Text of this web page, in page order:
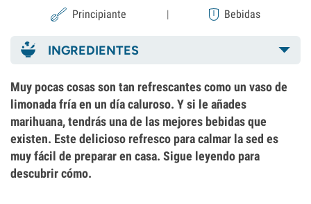
Principiante | Bebidas
INGREDIENTES
Muy pocas cosas son tan refrescantes como un vaso de
limonada fría en un día caluroso. Y si le añades
marihuana, tendrás una de las mejores bebidas que
existen. Este delicioso refresco para calmar la sed es
muy fácil de preparar en casa. Sigue leyendo para
descubrir cómo.